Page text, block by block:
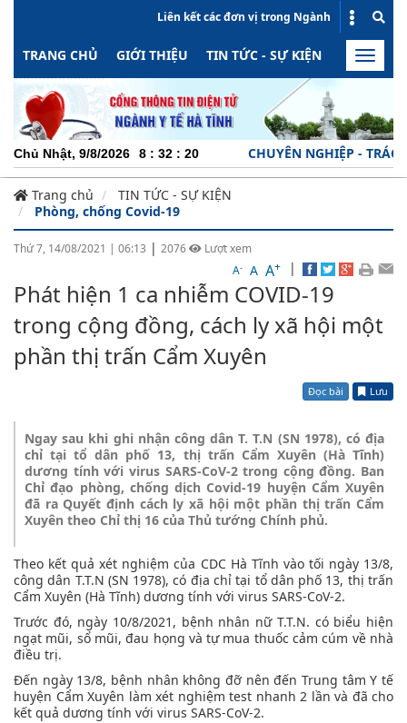
Liên kết các đơn vị trong Ngành
TRANG CHỦ GIỚI THIỆU TIN TỨC - SỰ KIỆN HOẠT
Toggle
Chủ Nhật, 9/8/2026 8 : 32 : 21 CHUYÊN NGHIỆP - TRÁCH
Trang chủ
TIN TỨC - SỰ KIỆN
Phòng, chống Covid-19
Thứ 7, 14/08/2021 | 06:13 | 2076
Lượt xem
A- A A+ |
Phát hiện 1 ca nhiễm COVID-19
trong cộng đồng, cách ly xã hội một
phần thị trấn Cẩm Xuyên
Đọc bài Lưu
Ngay sau khi ghi nhận công dân T. T.N (SN 1978), có địa
chỉ tại tổ dân phố 13, thị trấn Cẩm Xuyên (Hà Tĩnh)
dương tính với virus SARS-CoV-2 trong cộng đồng. Ban
Chỉ đạo phòng, chống dịch Covid-19 huyện Cẩm Xuyên
đã ra Quyết định cách ly xã hội một phần thị trấn Cẩm
Xuyên theo Chỉ thị 16 của Thủ tướng Chính phủ.
Theo kết quả xét nghiệm của CDC Hà Tĩnh vào tối ngày 13/8,
công dân T.T.N (SN 1978), có địa chỉ tại tổ dân phố 13, thị trấn
Cẩm Xuyên (Hà Tĩnh) dương tính với virus SARS-CoV-2.
Trước đó, ngày 10/8/2021, bệnh nhân nữ T.T.N. có biểu hiện
ngạt mũi, sổ mũi, đau họng và tự mua thuốc cảm cúm về nhà
điều trị.
Đến ngày 13/8, bệnh nhân không đỡ nên đến Trung tâm Y tế
huyện Cẩm Xuyên làm xét nghiệm test nhanh 2 lần và đã cho
kết quả dương tính với virus SARS-CoV-2.